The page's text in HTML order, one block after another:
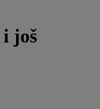
još